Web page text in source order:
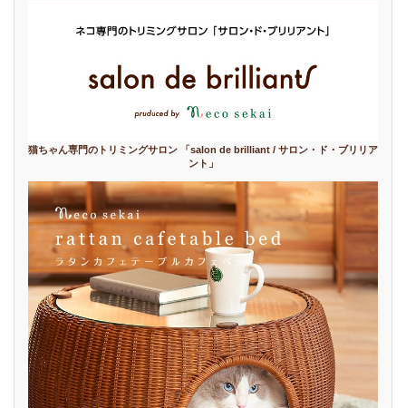
猫ちゃん専門のトリミングサロン 「salon de brilliant / サロン・ド・ブリリア
ント」